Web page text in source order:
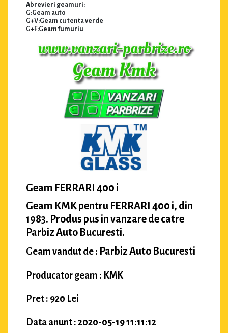
Abrevieri geamuri:
G:Geam auto
G+V:Geam cu tenta verde
G+F:Geam fumuriu
Geam FERRARI 400 i
Geam KMK pentru FERRARI 400 i, din
1983. Produs pus in vanzare de catre
Parbiz Auto Bucuresti.
Geam vandut de : Parbiz Auto Bucuresti
Producator geam : KMK
Pret : 920 Lei
Data anunt : 2020-05-19 11:11:12